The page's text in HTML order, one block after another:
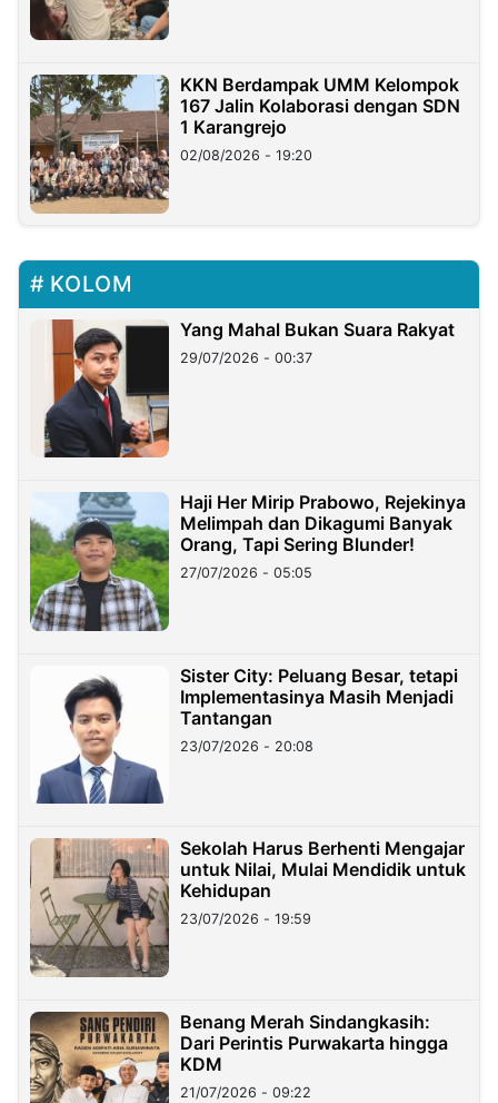
KKN Berdampak UMM Kelompok
167 Jalin Kolaborasi dengan SDN
1 Karangrejo
02/08/2026 - 19:20
KOLOM
Yang Mahal Bukan Suara Rakyat
29/07/2026 - 00:37
Haji Her Mirip Prabowo, Rejekinya
Melimpah dan Dikagumi Banyak
Orang, Tapi Sering Blunder!
27/07/2026 - 05:05
Sister City: Peluang Besar, tetapi
Implementasinya Masih Menjadi
Tantangan
23/07/2026 - 20:08
Sekolah Harus Berhenti Mengajar
untuk Nilai, Mulai Mendidik untuk
Kehidupan
23/07/2026 - 19:59
Benang Merah Sindangkasih:
Dari Perintis Purwakarta hingga
KDM
21/07/2026 - 09:22